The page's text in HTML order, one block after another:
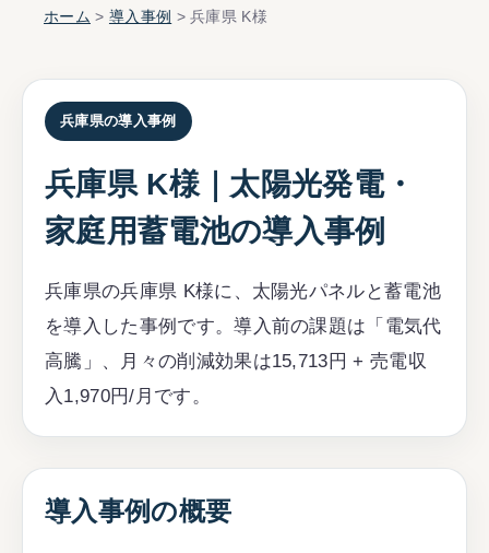
ホーム > 導入事例 > 兵庫県 K様
兵庫県の導入事例
兵庫県 K様｜太陽光発電・
家庭用蓄電池の導入事例
兵庫県の兵庫県 K様に、太陽光パネルと蓄電池
を導入した事例です。導入前の課題は「電気代
高騰」、月々の削減効果は15,713円 + 売電収
入1,970円/月です。
導入事例の概要